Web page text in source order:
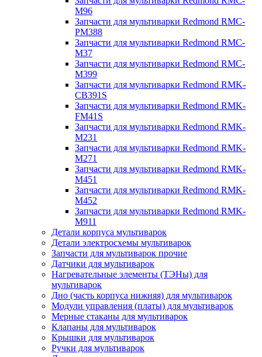
M96
Запчасти для мультиварки Redmond RMC-
PM388
Запчасти для мультиварки Redmond RMC-
M37
Запчасти для мультиварки Redmond RMC-
M399
Запчасти для мультиварки Redmond RMK-
CB391S
Запчасти для мультиварки Redmond RMK-
FM41S
Запчасти для мультиварки Redmond RMK-
M231
Запчасти для мультиварки Redmond RMK-
M271
Запчасти для мультиварки Redmond RMK-
M451
Запчасти для мультиварки Redmond RMK-
M452
Запчасти для мультиварки Redmond RMK-
M911
Детали корпуса мультиварок
Детали электросхемы мультиварок
Запчасти для мультиварок прочие
Датчики для мультиварок
Нагревательные элементы (ТЭНы) для
мультиварок
Дно (часть корпуса нижняя) для мультиварок
Модули управления (платы) для мультиварок
Мерные стаканы для мультиварок
Клапаны для мультиварок
Крышки для мультиварок
Ручки для мультиварок